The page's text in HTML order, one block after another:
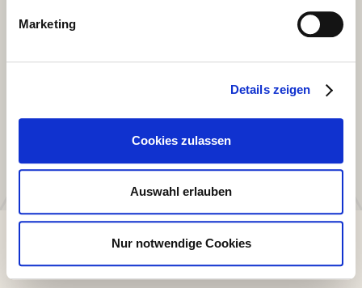
Marketing
Details zeigen
Cookies zulassen
Auswahl erlauben
Nur notwendige Cookies